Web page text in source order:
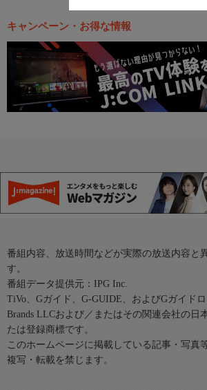
キャンペーン・お得な情報
番組内容、放送時間などが実際の放送内容と
す。
番組データ提供元：IPG Inc.
TiVo、Gガイド、G-GUIDE、およびGガイド
Brands LLCおよび／またはその関連会社の日
たは登録商標です。
このホームページに掲載している記事・写真
複写・転載を禁じます。